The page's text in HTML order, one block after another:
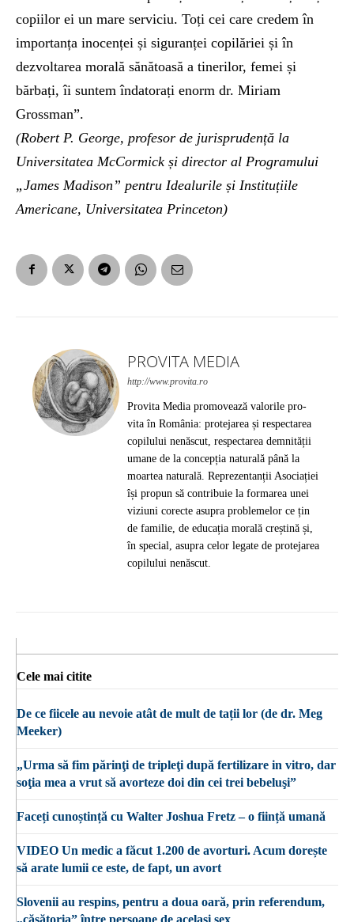
copiilor ei un mare serviciu. Toți cei care credem în
importanța inocenței și siguranței copilăriei și în
dezvoltarea morală sănătoasă a tinerilor, femei și
bărbați, îi suntem îndatorați enorm dr. Miriam
Grossman”.
(Robert P. George, profesor de jurisprudență la
Universitatea McCormick și director al Programului
„James Madison” pentru Idealurile și Instituțiile
Americane, Universitatea Princeton)
PROVITA MEDIA
http://www.provita.ro
Provita Media promovează valorile pro-
vita în România: protejarea și respectarea
copilului nenăscut, respectarea demnității
umane de la concepția naturală până la
moartea naturală. Reprezentanții Asociației
își propun să contribuie la formarea unei
viziuni corecte asupra problemelor ce țin
de familie, de educația morală creștină și,
în special, asupra celor legate de protejarea
copilului nenăscut.
Cele mai citite
De ce fiicele au nevoie atât de mult de tații lor (de dr. Meg
Meeker)
„Urma să fim părinţi de tripleţi după fertilizare in vitro, dar
soţia mea a vrut să avorteze doi din cei trei bebeluşi”
Faceți cunoștință cu Walter Joshua Fretz – o ființă umană
VIDEO Un medic a făcut 1.200 de avorturi. Acum dorește
să arate lumii ce este, de fapt, un avort
Slovenii au respins, pentru a doua oară, prin referendum,
„căsătoria” între persoane de același sex